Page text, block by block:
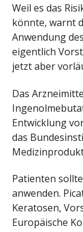
Weil es das
könnte, warnt
Anwendung
eigentlich
jetzt aber
Das
Entwicklung
das
Patienten
anwenden.
Keratosen,
Europäische